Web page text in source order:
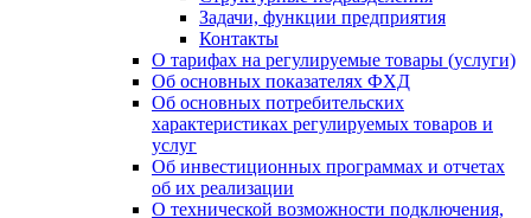
Задачи, функции предприятия
Контакты
О тарифах на регулируемые товары (услуги)
Об основных показателях ФХД
Об основных потребительских
характеристиках регулируемых товаров и
услуг
Об инвестиционных программах и отчетах
об их реализации
О технической возможности подключения,